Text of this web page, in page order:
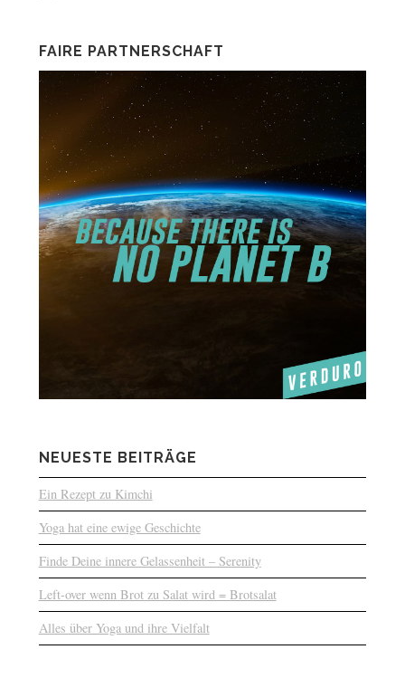
FAIRE PARTNERSCHAFT
NEUESTE BEITRÄGE
Ein Rezept zu Kimchi
Yoga hat eine ewige Geschichte
Finde Deine innere Gelassenheit – Serenity
Left-over wenn Brot zu Salat wird = Brotsalat
Alles über Yoga und ihre Vielfalt